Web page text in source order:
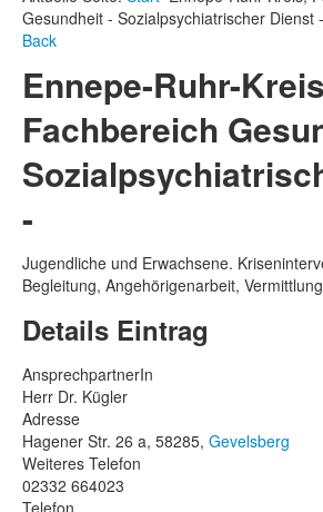
Gesundheit - Sozialpsychiatrischer Dienst -
Back
Ennepe-Ruhr-
Fachbereich
-
Jugendliche und Erwachsene.
Begleitung, Angehörigenarbeit,
Details Eintrag
AnsprechpartnerIn
Herr Dr. Kügler
Adresse
Hagener Str. 26 a, 58285, Gevelsberg
Weiteres Telefon
02332 664023
Telefon